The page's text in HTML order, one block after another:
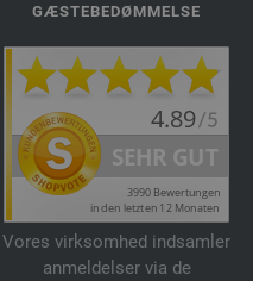
GÆSTEBEDØMMELSE
Vores virksomhed indsamler
anmeldelser via de